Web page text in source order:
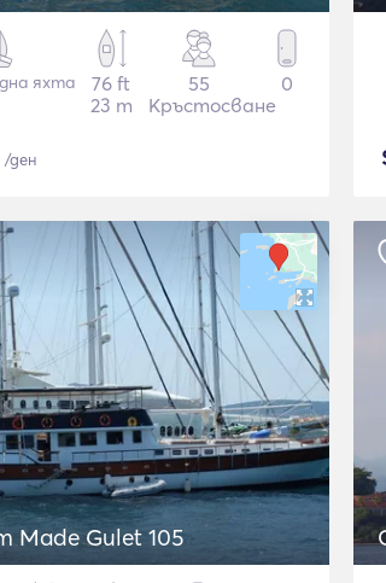
яхта
76 ft
23 m
55
Кръстосване
0
/ден
Made Gulet 105